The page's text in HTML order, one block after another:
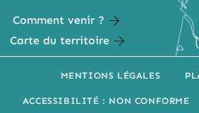
Comment venir ?
Carte du territoire
MENTIONS LÉGALES
ACCESSIBILITÉ : NON CONFORME